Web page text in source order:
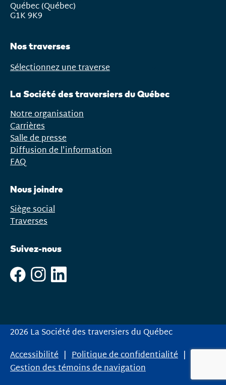
Québec (Québec)
G1K 9K9
Nos traverses
Ouvrir
menu
Sélectionnez une traverse
La Société des traversiers du Québec
Notre organisation
Carrières
Salle de presse
Diffusion de l'information
FAQ
Nous joindre
Siège social
Traverses
Suivez-nous
2026 La Société des traversiers du Québec
Accessibilité
Politique de confidentialité
Gestion des témoins de navigation